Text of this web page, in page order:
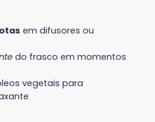
em difusores ou
do frasco em momentos
vegetais para